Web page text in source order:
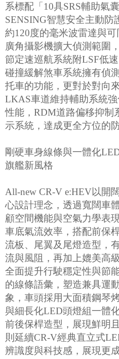
系標配「10具SRS輔助氣
SENSING智慧安全主動
約120度的毫米波雷達與
廣角攝影機擴大偵測範圍
節定速巡航系統附LSF低
碰撞緩解煞車系統擁有偵
托車的功能，更對於對向
LKAS車道維持輔助系統
性能，RDM道路偏移抑制
示系統，達成更全方位的
剛硬車身線條與一體化
旗艦新風格
All-new CR-V e:HEV以開
心設計理念，透過寬闊車
顧空間機能與空氣力學表
車底氣流效率，搭配前保
流板、尾翼及尾燈造型，
流與風阻，再加上媲美高
全面提升行駛穩定性與節
的線條語彙，塑造兼具運
象，車頭採用大面積鋼琴
與細長化LED頭燈組一體
前後保桿造型，展現鮮明
則延續CR-V經典直立式
辨識度與科技感，展現更